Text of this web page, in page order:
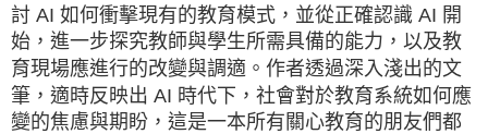
討 AI 如何衝擊現有的教育模式，並從正確認識 AI 開
始，進一步探究教師與學生所需具備的能力，以及教
育現場應進行的改變與調適。作者透過深入淺出的文
筆，適時反映出 AI 時代下，社會對於教育系統如何應
變的焦慮與期盼，這是一本所有關心教育的朋友們都